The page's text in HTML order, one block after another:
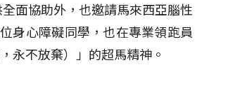
面協助外，也邀請馬來西亞腦性
身心障礙同學，也在專業領跑員
永不放棄）」的超馬精神。